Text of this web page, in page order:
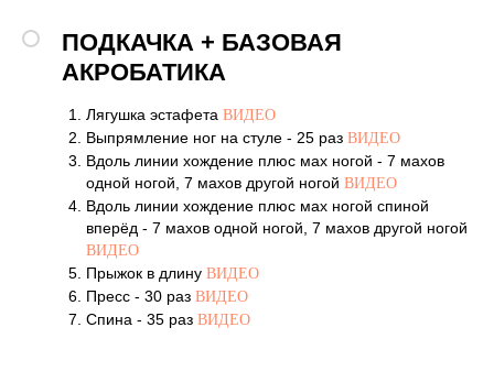
ПОДКАЧКА + БАЗОВАЯ
АКРОБАТИКА
Лягушка эстафета ВИДЕО
Выпрямление ног на стуле - 25 раз ВИДЕО
Вдоль линии хождение плюс мах ногой - 7 махов
одной ногой, 7 махов другой ногой ВИДЕО
Вдоль линии хождение плюс мах ногой спиной
вперёд - 7 махов одной ногой, 7 махов другой ногой
ВИДЕО
Прыжок в длину ВИДЕО
Пресс - 30 раз ВИДЕО
Спина - 35 раз ВИДЕО